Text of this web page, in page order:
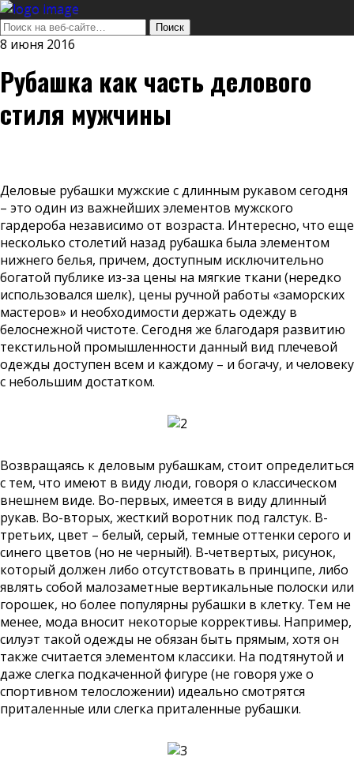
8 июня 2016
Рубашка как часть делового
стиля мужчины
Деловые рубашки мужские с длинным рукавом сегодня
– это один из важнейших элементов мужского
гардероба независимо от возраста. Интересно, что еще
несколько столетий назад рубашка была элементом
нижнего белья, причем, доступным исключительно
богатой публике из-за цены на мягкие ткани (нередко
использовался шелк), цены ручной работы «заморских
мастеров» и необходимости держать одежду в
белоснежной чистоте. Сегодня же благодаря развитию
текстильной промышленности данный вид плечевой
одежды доступен всем и каждому – и богачу, и человеку
с небольшим достатком.
Возвращаясь к деловым рубашкам, стоит определиться
с тем, что имеют в виду люди, говоря о классическом
внешнем виде. Во-первых, имеется в виду длинный
рукав. Во-вторых, жесткий воротник под галстук. В-
третьих, цвет – белый, серый, темные оттенки серого и
синего цветов (но не черный!). В-четвертых, рисунок,
который должен либо отсутствовать в принципе, либо
являть собой малозаметные вертикальные полоски или
горошек, но более популярны рубашки в клетку. Тем не
менее, мода вносит некоторые коррективы. Например,
силуэт такой одежды не обязан быть прямым, хотя он
также считается элементом классики. На подтянутой и
даже слегка подкаченной фигуре (не говоря уже о
спортивном телосложении) идеально смотрятся
приталенные или слегка приталенные рубашки.